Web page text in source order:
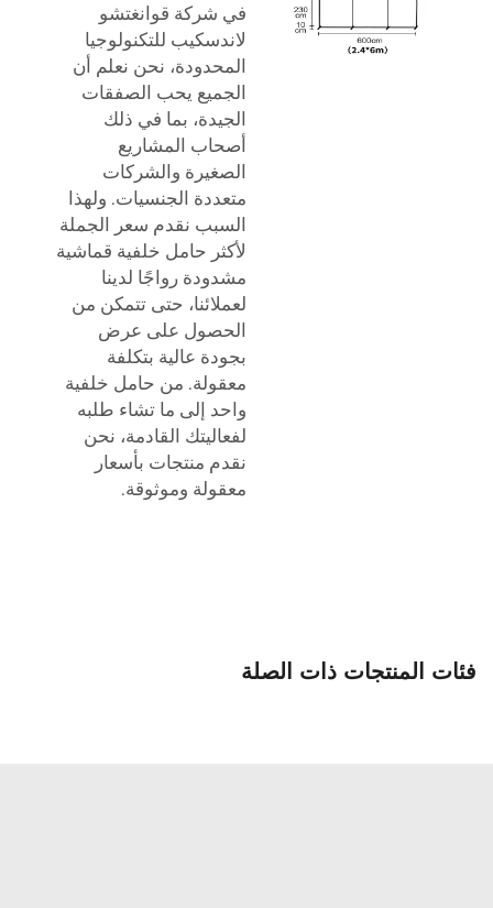
في شركة قوانغتشو
لاندسكيب للتكنولوجيا
المحدودة، نحن نعلم أن
الجميع يحب الصفقات
الجيدة، بما في ذلك
أصحاب المشاريع
الصغيرة والشركات
متعددة الجنسيات. ولهذا
السبب نقدم سعر الجملة
لأكثر حامل خلفية قماشية
مشدودة رواجًا لدينا
لعملائنا، حتى تتمكن من
الحصول على عرض
بجودة عالية بتكلفة
معقولة. من حامل خلفية
واحد إلى ما تشاء طلبه
لفعاليتك القادمة، نحن
نقدم منتجات بأسعار
معقولة وموثوقة.
فئات المنتجات ذات الصلة